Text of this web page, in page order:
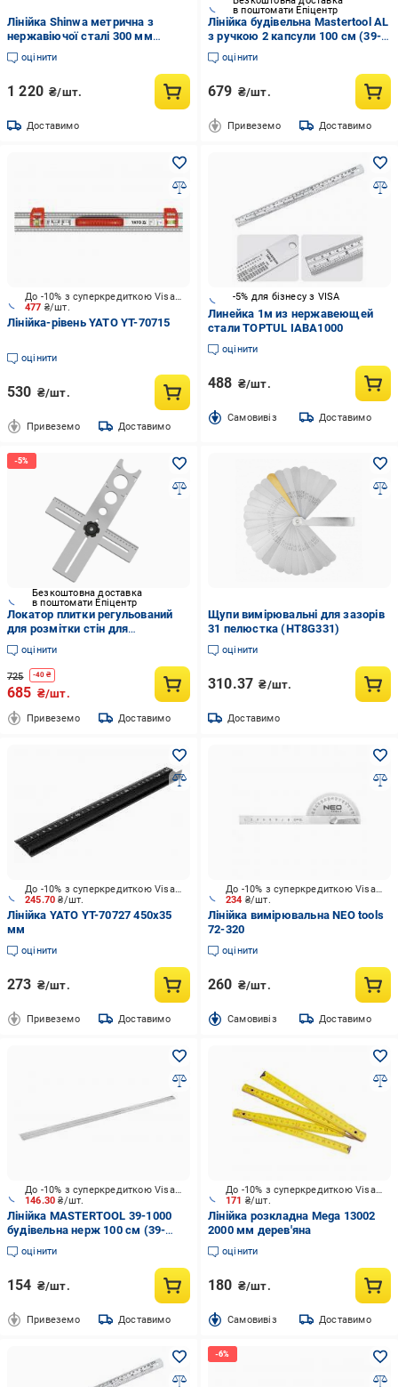
Лінійка Shinwa метрична з
нержавіючої сталі 300 мм
(24612)
оцінити
1 220 ₴/шт.
Доставимо
в поштомати Епіцентр
Лінійка будівельна Mastertool AL
з ручкою 2 капсули 100 см (39-
5100)
оцінити
679 ₴/шт.
Привеземо Доставимо
477 ₴/шт.
До -10% з суперкредиткою Visa Вигода
Лінійка-рівень YATO YT-70715
оцінити
530 ₴/шт.
Привеземо Доставимо
-5% для бізнесу з VISA
Линейка 1м из нержавеющей
стали TOPTUL IABA1000
оцінити
488 ₴/шт.
Cамовивіз Доставимо
Безкоштовна доставка
в поштомати Епіцентр
Локатор плитки регульований
для розмітки стін для
свердління отворів
(1005006488206317)
оцінити
725 -40 ₴
685 ₴/шт.
Привеземо Доставимо
Щупи вимірювальні для зазорів
31 пелюстка (HT8G331)
оцінити
310.37 ₴/шт.
Доставимо
245.70₴/шт.
До -10% з суперкредиткою Visa Вигода
Лінійка YATO YT-70727 450x35
мм
оцінити
273 ₴/шт.
Привеземо Доставимо
234 ₴/шт.
До -10% з суперкредиткою Visa Вигода
Лінійка вимірювальна NEO tools
72-320
оцінити
260 ₴/шт.
Cамовивіз Доставимо
146.30₴/шт.
До -10% з суперкредиткою Visa Вигода
Лінійка MASTERTOOL 39-1000
будівельна нерж 100 см (39-
1000)
оцінити
154 ₴/шт.
Привеземо Доставимо
171 ₴/шт.
До -10% з суперкредиткою Visa Вигода
Лінійка розкладна Mega 13002
2000 мм дерев'яна
оцінити
180 ₴/шт.
Cамовивіз Доставимо